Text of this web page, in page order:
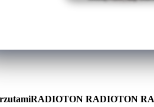
RADIOTON RADIOTON